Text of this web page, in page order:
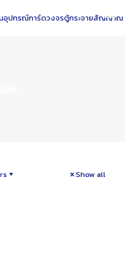
Show all